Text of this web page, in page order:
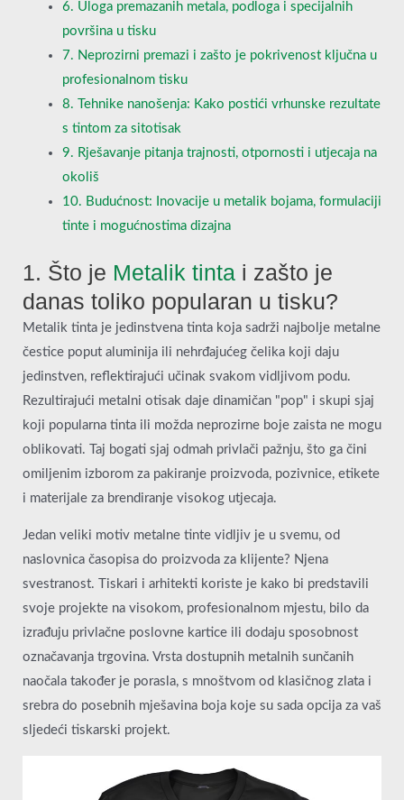
6. Uloga premazanih metala, podloga i specijalnih
površina u tisku
7. Neprozirni premazi i zašto je pokrivenost ključna u
profesionalnom tisku
8. Tehnike nanošenja: Kako postići vrhunske rezultate
s tintom za sitotisak
9. Rješavanje pitanja trajnosti, otpornosti i utjecaja na
okoliš
10. Budućnost: Inovacije u metalik bojama, formulaciji
tinte i mogućnostima dizajna
1. Što je Metalik tinta i zašto je
danas toliko popularan u tisku?
Metalik tinta je jedinstvena tinta koja sadrži najbolje metalne
čestice poput aluminija ili nehrđajućeg čelika koji daju
jedinstven, reflektirajući učinak svakom vidljivom podu.
Rezultirajući metalni otisak daje dinamičan "pop" i skupi sjaj
koji popularna tinta ili možda neprozirne boje zaista ne mogu
oblikovati. Taj bogati sjaj odmah privlači pažnju, što ga čini
omiljenim izborom za pakiranje proizvoda, pozivnice, etikete
i materijale za brendiranje visokog utjecaja.
Jedan veliki motiv metalne tinte vidljiv je u svemu, od
naslovnica časopisa do proizvoda za klijente? Njena
svestranost. Tiskari i arhitekti koriste je kako bi predstavili
svoje projekte na visokom, profesionalnom mjestu, bilo da
izrađuju privlačne poslovne kartice ili dodaju sposobnost
označavanja trgovina. Vrsta dostupnih metalnih sunčanih
naočala također je porasla, s mnoštvom od klasičnog zlata i
srebra do posebnih mješavina boja koje su sada opcija za vaš
sljedeći tiskarski projekt.